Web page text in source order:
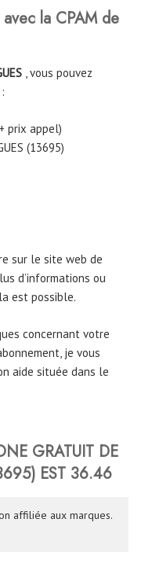
la CPAM de
, vous pouvez
prix appel)
(13695)
sur le site web de
d’informations ou
est possible.
concernant votre
je vous
aide située dans le
GRATUIT DE
EST 36.46
affiliée aux marques.